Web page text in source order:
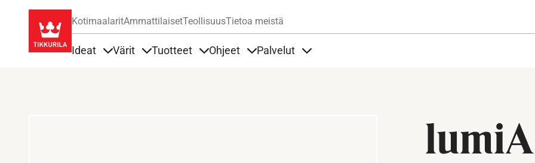
KotimaalaritAmmattilaisetTeollisuusTietoa meistä
Ideat Värit Tuotteet Ohjeet Palvelut